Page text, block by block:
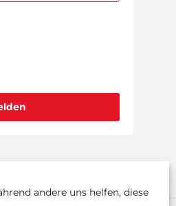
andere uns helfen, diese